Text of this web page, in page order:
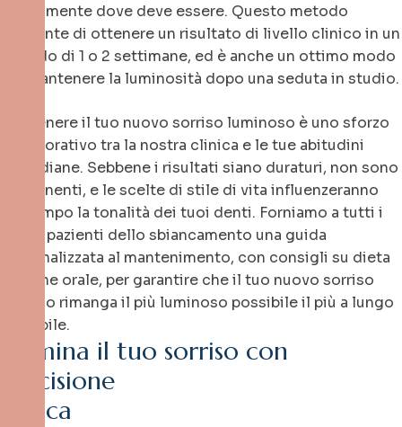
esattamente dove deve essere. Questo metodo
consente di ottenere un risultato di livello clinico in un
periodo di 1 o 2 settimane, ed è anche un ottimo modo
per mantenere la luminosità dopo una seduta in studio.
Mantenere il tuo nuovo sorriso luminoso è uno sforzo
collaborativo tra la nostra clinica e le tue abitudini
quotidiane. Sebbene i risultati siano duraturi, non sono
permanenti, e le scelte di stile di vita influenzeranno
nel tempo la tonalità dei tuoi denti. Forniamo a tutti i
nostri pazienti dello sbiancamento una guida
personalizzata al mantenimento, con consigli su dieta
e igiene orale, per garantire che il tuo nuovo sorriso
radioso rimanga il più luminoso possibile il più a lungo
possibile.
mina il tuo sorriso con
cisione
ca